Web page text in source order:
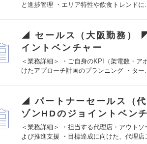
と進捗管理 ・エリア特性や飲食トレンド
◢ セールス（大阪勤務）
イントベンチャー
＜業務詳細＞ ・ご自身のKPI（架電数・ア
けたアプローチ計画のプランニング ・タ
◢ パートナーセールス（
ゾンHDのジョイントベン
＜業務詳細＞ ・担当する代理店・アウト
よび推進支援 ・目標達成に向けた、代理